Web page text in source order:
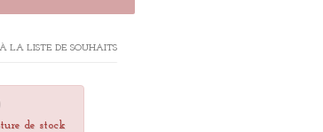
LA LISTE DE SOUHAITS
de stock